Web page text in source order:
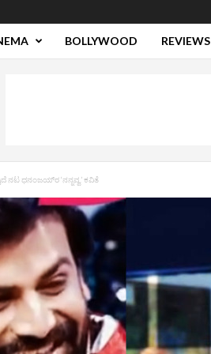
BOLLYWOOD REVIEWS
ಧನಂಜಯ್‌ರ ‘ನನ್ನವ್ವ’ ಕವಿತೆ